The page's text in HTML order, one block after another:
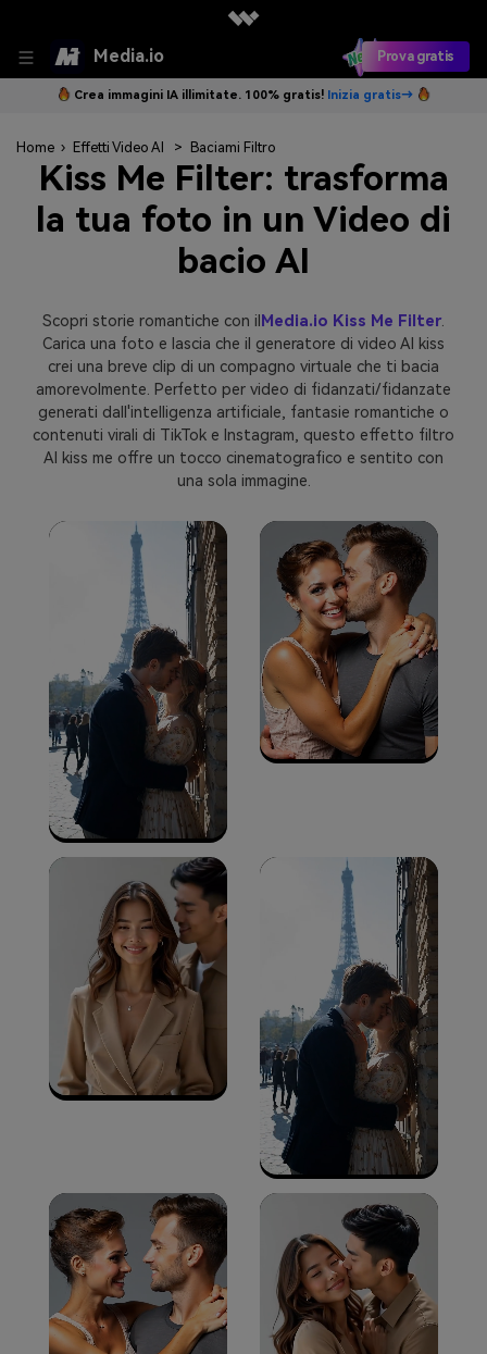
Media.io Prova gratis
Crea immagini IA illimitate. 100% gratis! Inizia gratis→
Home › Effetti Video AI > Baciami Filtro
Kiss Me Filter: trasforma
la tua foto in un Video di
bacio AI
Scopri storie romantiche con il Media.io Kiss Me Filter.
Carica una foto e lascia che il generatore di video AI kiss
crei una breve clip di un compagno virtuale che ti bacia
amorevolmente. Perfetto per video di fidanzati/fidanzate
generati dall'intelligenza artificiale, fantasie romantiche o
contenuti virali di TikTok e Instagram, questo effetto filtro
AI kiss me offre un tocco cinematografico e sentito con
una sola immagine.